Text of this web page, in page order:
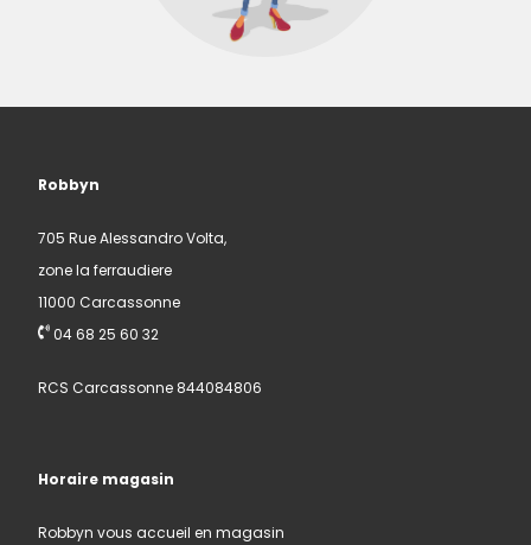
Robbyn
705 Rue Alessandro Volta,
zone la ferraudiere
11000 Carcassonne
04 68 25 60 32
RCS Carcassonne 844084806
Horaire magasin
Robbyn vous accueil en magasin